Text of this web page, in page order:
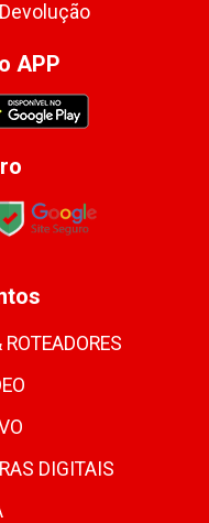
APP
DIGITAIS